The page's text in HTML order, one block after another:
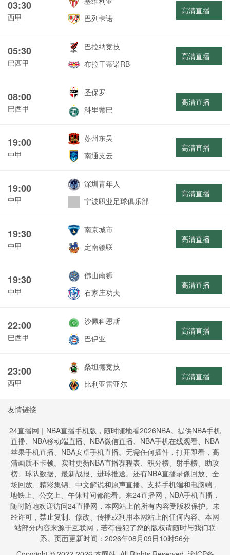
03:30
西甲
巴列卡诺
高清直播
05:30
巴西甲
巴拉纳竞技
布拉干蒂诺RB
高清直播
08:00
巴西甲
圣保罗
科里蒂巴
高清直播
19:00
中甲
苏州东吴
南通支云
高清直播
19:00
中甲
深圳青年人
宁波职业足球俱乐部
高清直播
19:30
中甲
南京城市
定南赣联
高清直播
19:30
中甲
佛山南狮
石家庄功夫
高清直播
22:00
巴西甲
沙佩科恩斯
巴伊亚
高清直播
23:00
西甲
桑坦德竞技
比利亚雷亚尔
高清直播
友情链接
24直播网｜NBA直播手机版，随时随地看2026NBA。提供NBA手机
直播、NBA移动端直播、NBA微信直播、NBA手机在线观看、NBA
苹果手机直播、NBA安卓手机直播。无需任何插件，打开即看，高
清画质不卡顿。实时更新NBA直播赛程表、积分榜、射手榜、助攻
榜、球队数据、最新战报、进球推送。还有NBA直播录像回放、全
场回放、精彩集锦、中文解说和原声直播。支持手机端和电脑端，
地铁上、公交上、午休时间都能看。来24直播网，NBA手机直播，
随时随地欢迎访问24直播网，本网站上的所有内容受版权保护。未
经许可，禁止复制、修改、传播或利用本网站上的任何内容。本网
站部分内容来源于互联网，若有侵犯了您的版权请随时与我们联
系。页面更新时间：2026年08月09日10时56分